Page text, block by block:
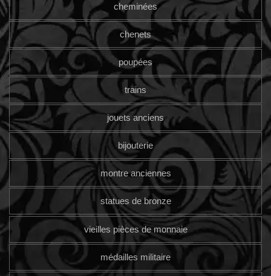
cheminées
chenets
poupées
trains
jouets anciens
bijouterie
montre anciennes
statues de bronze
vieilles pièces de monnaie
médailles militaire